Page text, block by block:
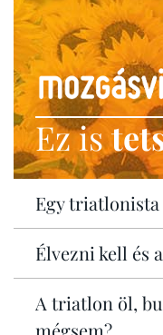
Ez is
Egy
Élvezni kell és
A triatlon öl,